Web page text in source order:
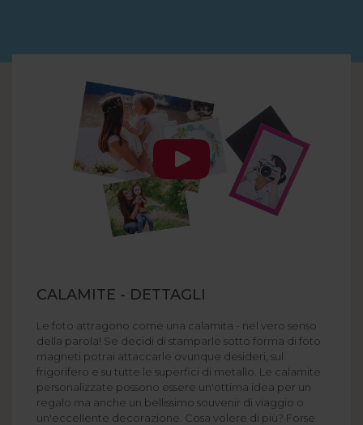
CALAMITE - DETTAGLI
Le foto attragono come una calamita - nel vero senso
della parola! Se decidi di stamparle sotto forma di foto
magneti potrai attaccarle ovunque desideri, sul
frigorifero e su tutte le superfici di metallo. Le calamite
personalizzate possono essere un'ottima idea per un
regalo ma anche un bellissimo souvenir di viaggio o
un'eccellente decorazione. Cosa volere di più? Forse